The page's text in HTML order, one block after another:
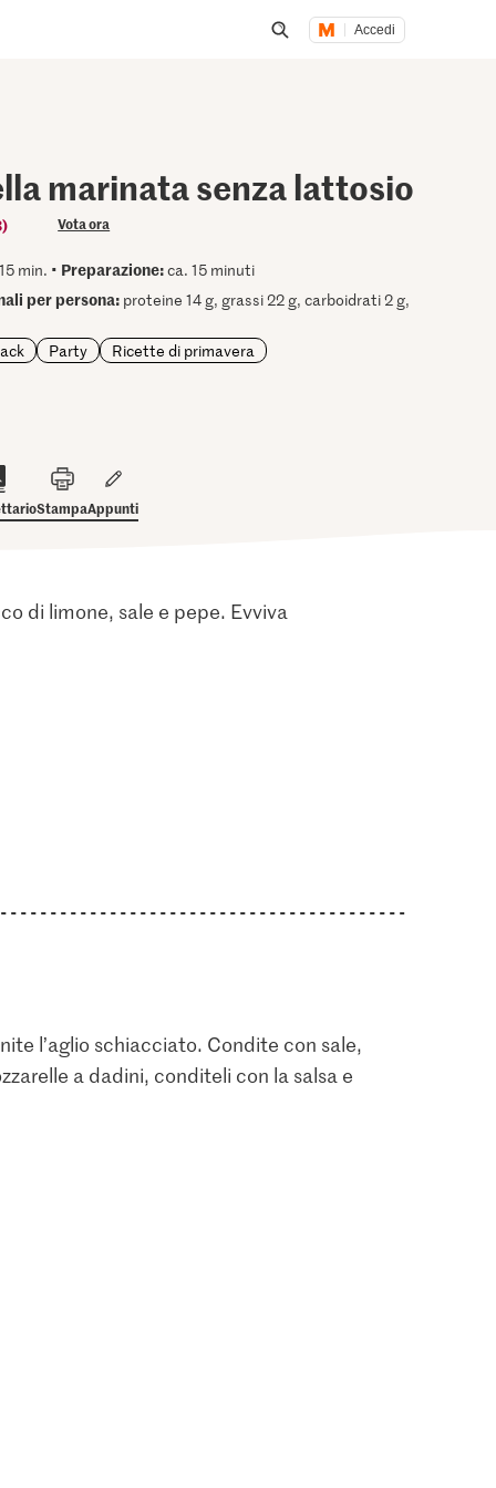
Accedi
marinata senza lattosio
Vota ora
15 min. • Preparazione:ca. 15 minuti
per persona: proteine 14 g, grassi 22 g, carboidrati 2 g,
Party Ricette di primavera
StampaAppunti
di limone, sale e pepe. Evviva
l’aglio schiacciato. Condite con sale,
a dadini, conditeli con la salsa e